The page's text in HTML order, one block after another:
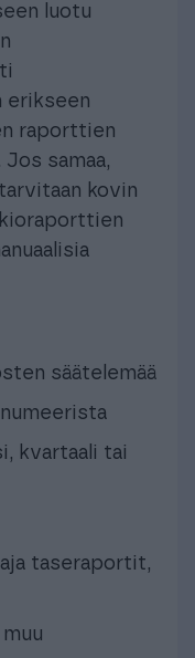
luotu
erikseen
raporttien
samaa,
kovin
säätelemää
kvartaali tai
taseraportit,